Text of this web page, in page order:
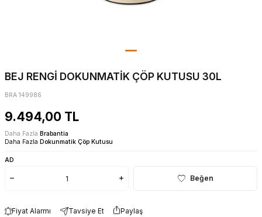
BEJ RENGİ DOKUNMATİK ÇÖP KUTUSU 30L
BRA 149986
9.494,00 TL
Daha Fazla Brabantia
Daha Fazla Dokunmatik Çöp Kutusu
AD
Beğen
Fiyat Alarmı Tavsiye Et Paylaş